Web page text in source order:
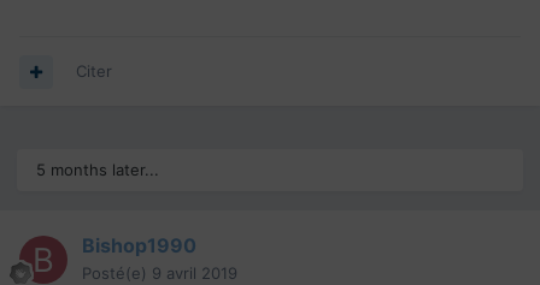
Citer
5 months later...
Bishop1990
Posté(e) 9 avril 2019